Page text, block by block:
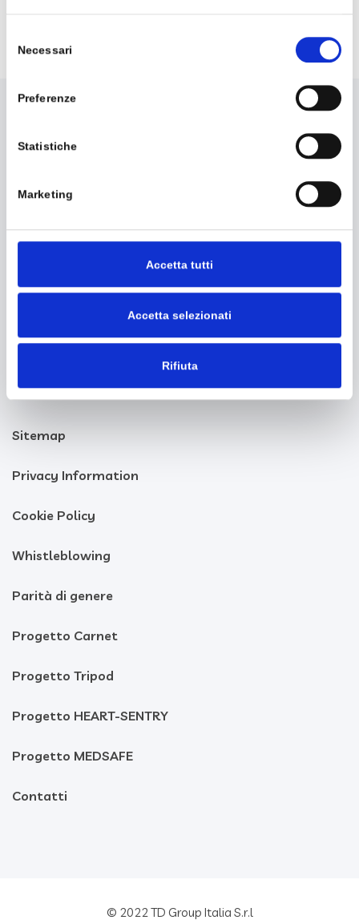
delNecessari
Preferenze
Statistiche
Marketing
Accetta tutti
Accetta selezionati
Rifiuta
Contattaci
Via del Fischione, 19 56019 Vecchiano (PI)
+390507850101
Sitemap
Privacy Information
Cookie Policy
Whistleblowing
Parità di genere
Progetto Carnet
Progetto Tripod
Progetto HEART-SENTRY
Progetto MEDSAFE
Contatti
© 2022 TD Group Italia S.r.l